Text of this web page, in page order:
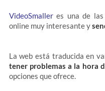
VideoSmalleres una de las
online muy interesante y
La web está traducida en
tener problemas a la hora
opciones que ofrece.